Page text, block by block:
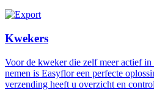
Kwekers
Voor de kweker die zelf meer actief
nemen is Easyflor een perfecte
verzending heeft u overzicht en